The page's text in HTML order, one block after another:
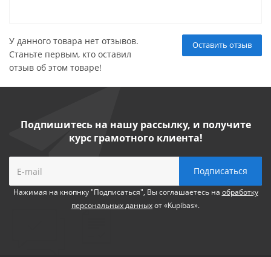
Оставить отзыв
У данного товара нет отзывов.
Станьте первым, кто оставил
отзыв об этом товаре!
Подпишитесь на нашу рассылку, и получите
курс грамотного клиента!
Нажимая на кнопнку "Подписаться", Вы соглашаетесь на обработку
персональных данныхот «Kupibas».